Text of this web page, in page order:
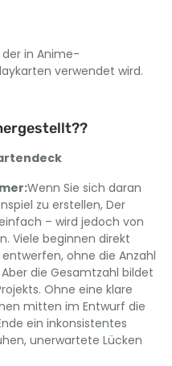
in Anime-
verwendet wird.
Wenn Sie sich daran
zu erstellen, Der
– wird jedoch von
Viele beginnen direkt
ohne die Anzahl
die Gesamtzahl bildet
Ohne eine klare
mitten im Entwurf die
ein inkonsistentes
unerwartete Lücken